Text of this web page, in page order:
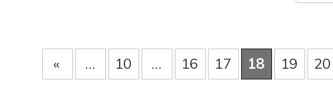
« ... 10 ... 16 17 18 19 20